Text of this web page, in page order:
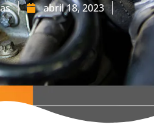
abril 18, 2023